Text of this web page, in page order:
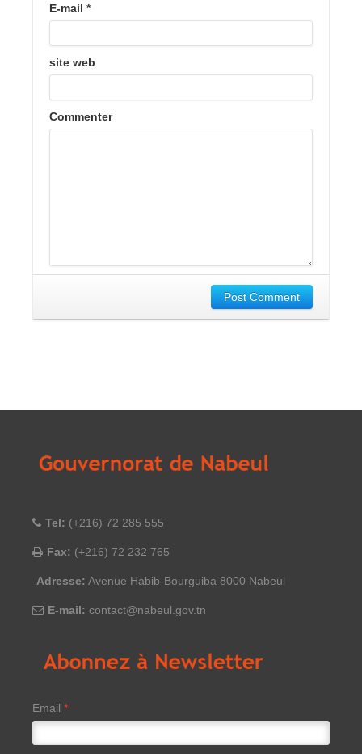
E-mail *
site web
Commenter
Post Comment
Tel: (+216) 72 285 555
Fax: (+216) 72 232 765
Adresse: Avenue Habib-Bourguiba 8000 Nabeul
E-mail: contact@nabeul.gov.tn
Email *